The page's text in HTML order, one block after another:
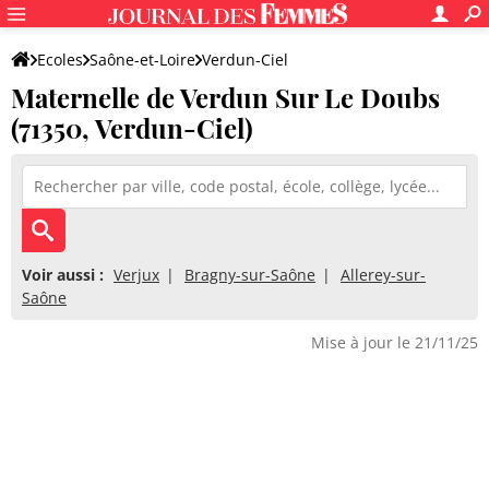
Ecoles Saône-et-Loire Verdun-Ciel
Maternelle de Verdun Sur Le Doubs
Maternelle de Verdun Sur Le Doubs
(71350, Verdun-Ciel)
Voir aussi : Verjux Bragny-sur-Saône
Allerey-sur-
Saône
Mise à jour le 21/11/25